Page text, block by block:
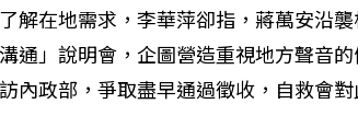
解在地需求，李華萍卻指，蔣萬安沿
通」說明會，企圖營造重視地方聲音
內政部，爭取盡早通過徵收，自救會對